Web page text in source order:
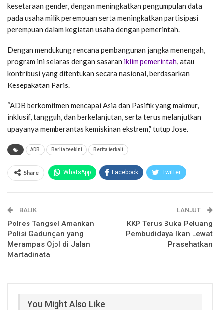
kesetaraan gender, dengan meningkatkan pengumpulan data
pada usaha milik perempuan serta meningkatkan partisipasi
perempuan dalam kegiatan usaha dengan pemerintah.
Dengan mendukung rencana pembangunan jangka menengah,
program ini selaras dengan sasaran iklim pemerintah, atau
kontribusi yang ditentukan secara nasional, berdasarkan
Kesepakatan Paris.
“ADB berkomitmen mencapai Asia dan Pasifik yang makmur,
inklusif, tangguh, dan berkelanjutan, serta terus melanjutkan
upayanya memberantas kemiskinan ekstrem,” tutup Jose.
ADB Berita teekini Berita terkait
Share WhatsApp Facebook Twitter
Telegram
BALIK
Polres Tangsel Amankan
Polisi Gadungan yang
Merampas Ojol di Jalan
Martadinata
LANJUT
KKP Terus Buka Peluang
Pembudidaya Ikan Lewat
Prasehatkan
You Might Also Like